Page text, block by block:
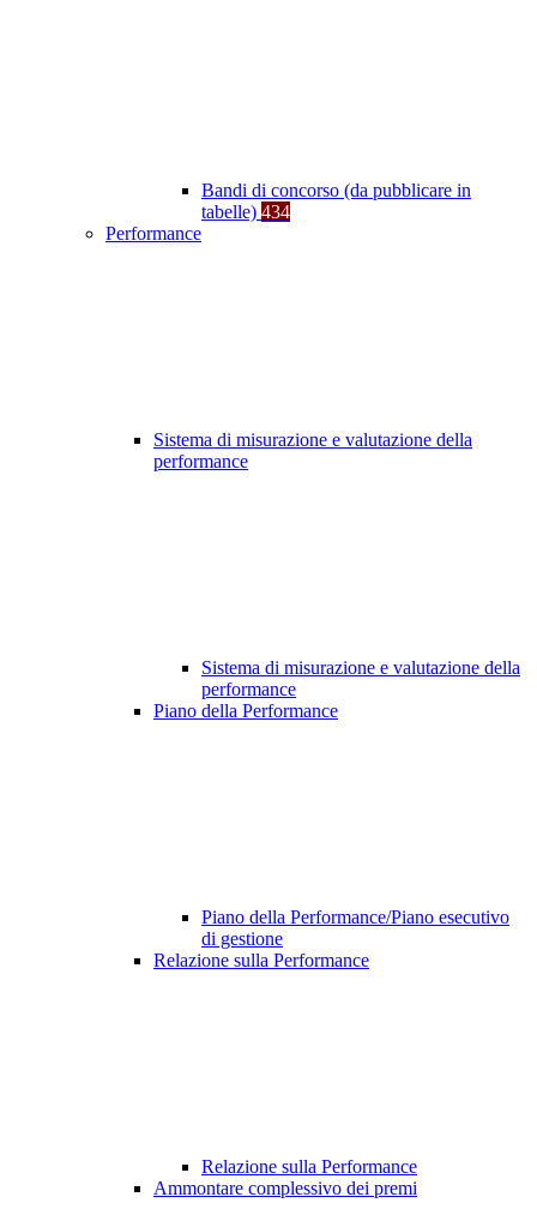
Bandi di concorso (da pubblicare in
tabelle) 434
Performance
Sistema di misurazione e valutazione della
performance
Sistema di misurazione e valutazione della
performance
Piano della Performance
Piano della Performance/Piano esecutivo
di gestione
Relazione sulla Performance
Relazione sulla Performance
Ammontare complessivo dei premi